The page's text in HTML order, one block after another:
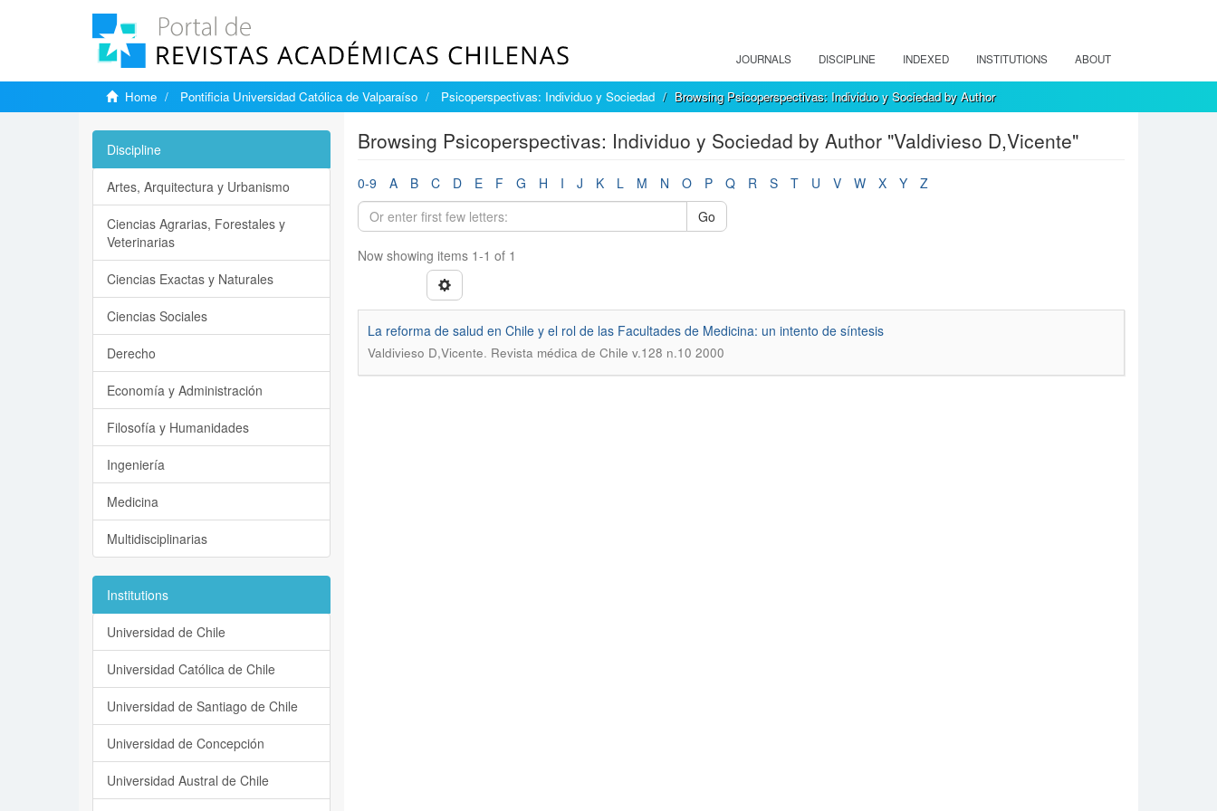
JOURNALS DISCIPLINE INDEXED INSTITUTIONS ABOUT
Home Pontificia Universidad Católica de Valparaíso Psicoperspectivas: Individuo y Sociedad Browsing Psicoperspectivas: Individuo y Sociedad by Author
Browsing Psicoperspectivas: Individuo y Sociedad by Author "Valdivieso D,Vicente"
0-9 A B C D E F G H I J K L M N O P Q R S T U V W X Y
Z
Go
Now showing items 1-1 of 1
La reforma de salud en Chile y el rol de las Facultades de Medicina: un intento de síntesis
Valdivieso D,Vicente. Revista médica de Chile v.128 n.10 2000
Discipline
Artes, Arquitectura y Urbanismo
Ciencias Agrarias, Forestales y
Veterinarias
Ciencias Exactas y Naturales
Ciencias Sociales
Derecho
Economía y Administración
Filosofía y Humanidades
Ingeniería
Medicina
Multidisciplinarias
Institutions
Universidad de Chile
Universidad Católica de Chile
Universidad de Santiago de Chile
Universidad de Concepción
Universidad Austral de Chile